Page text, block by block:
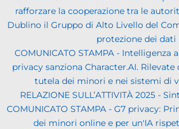
rafforzare la cooperazione tra le
Dublino il Gruppo di Alto Livello del
protezione dei dati
COMUNICATO STAMPA - Intelligenza
privacy sanziona Character.AI.
tutela dei minori e nei sistemi di
RELAZIONE SULL’ATTIVITÀ 2025 -
COMUNICATO STAMPA - G7 privacy:
dei minori online e per un'IA